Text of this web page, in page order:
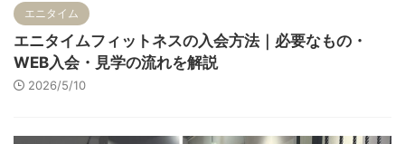
エニタイム
エニタイムフィットネスの入会方法｜必要なもの・
WEB入会・見学の流れを解説
2026/5/10